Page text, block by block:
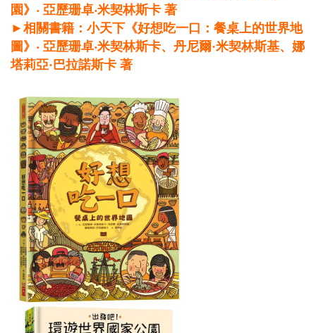
園》‧ 亞歷珊卓‧米契林斯卡 著
►相關書籍：小天下《好想吃一口：餐桌上的世界地
圖》‧ 亞歷珊卓‧米契林斯卡、丹尼爾·米契林斯基、娜
塔莉亞·巴拉諾斯卡 著